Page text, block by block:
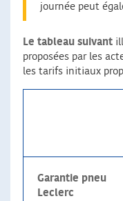
journée peut
Le tableau suivant
proposées par les
les tarifs initiaux
Garantie pneu
Leclerc